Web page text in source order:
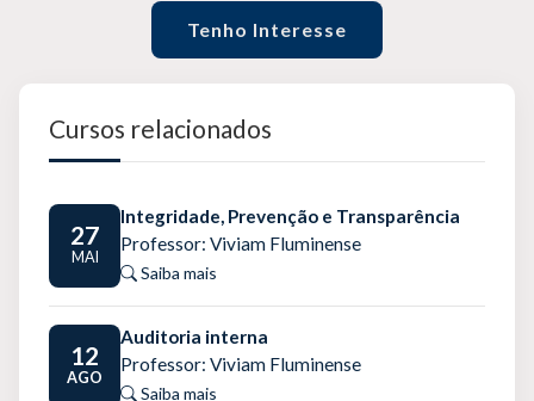
Tenho Interesse
Cursos relacionados
27
MAI
Integridade, Prevenção e Transparência
Professor: Viviam Fluminense
Saiba mais
12
AGO
Auditoria interna
Professor: Viviam Fluminense
Saiba mais